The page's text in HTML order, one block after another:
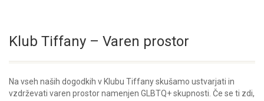
Klub Tiffany – Varen prostor
Na vseh naših dogodkih v Klubu Tiffany skušamo ustvarjati in
vzdrževati varen prostor namenjen GLBTQ+ skupnosti. Če se ti zdi,